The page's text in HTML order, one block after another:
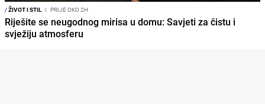
/ŽIVOT I STIL I PRIJE OKO 2H
Riješite se neugodnog mirisa u domu: Savjeti za čistu i
svježiju atmosferu